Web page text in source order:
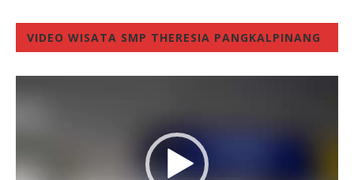
VIDEO WISATA SMP THERESIA PANGKALPINANG